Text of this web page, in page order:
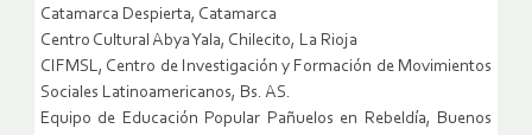
Catamarca Despierta, Catamarca
Centro Cultural Abya Yala, Chilecito, La Rioja
CIFMSL, Centro de Investigación y Formación de Movimientos
Sociales Latinoamericanos, Bs. AS.
Equipo de Educación Popular Pañuelos en Rebeldía, Buenos